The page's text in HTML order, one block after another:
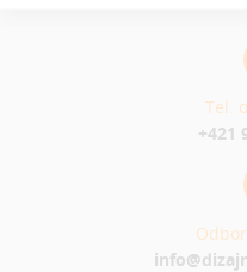
Tel.
+421